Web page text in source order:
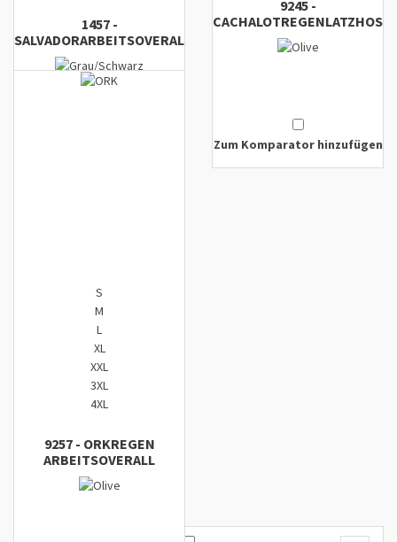
1457-
SALVADORARBEITSOVERALL
9245-
CACHALOTREGENLATZHOSE
Zum Komparator hinzufügen
S
M
L
XL
XXL
3XL
4XL
9257- ORKREGEN
ARBEITSOVERALL